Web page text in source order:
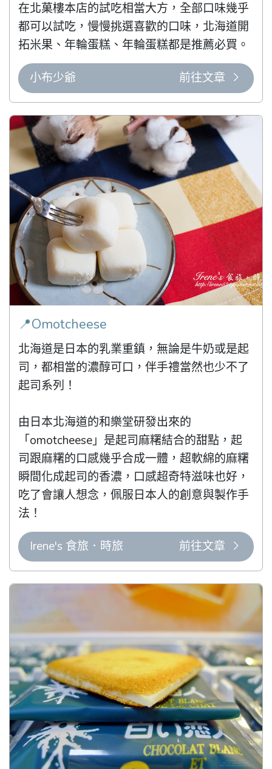
在北菓樓本店的試吃相當大方，全部口味幾乎
都可以試吃，慢慢挑選喜歡的口味，北海道開
拓米果、年輪蛋糕、年輪蛋糕都是推薦必買。
小布少爺 前往文章
📍Omotcheese
北海道是日本的乳業重鎮，無論是牛奶或是起
司，都相當的濃醇可口，伴手禮當然也少不了
起司系列！
由日本北海道的和樂堂研發出來的
「omotcheese」是起司麻糬結合的甜點，起
司跟麻糬的口感幾乎合成一體，超軟綿的麻糬
瞬間化成起司的香濃，口感超奇特滋味也好，
吃了會讓人想念，佩服日本人的創意與製作手
法！
Irene's 食旅．時旅 前往文章